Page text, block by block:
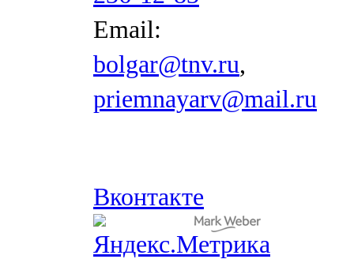
Email:
bolgar@tnv.ru,
priemnayarv@mail.ru
Вконтакте